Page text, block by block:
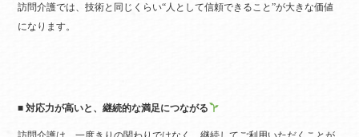
訪問介護では、技術と同じくらい“人として信頼できること”が大きな価値
になります。
■ 対応力が高いと、継続的な満足につながる